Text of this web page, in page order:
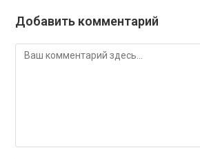
Добавить комментарий
Комментарий